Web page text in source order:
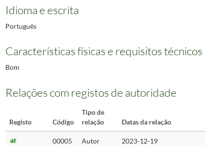
Idioma e escrita
Português
Características físicas e requisitos técnicos
Bom
Relações com registos de autoridade
Registo Código
Tipo de
relação
Datas da relação
00005 Autor 2023-12-19